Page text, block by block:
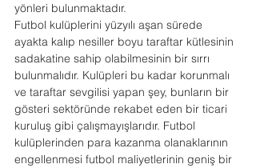
yönleri bulunmaktadır.
Futbol kulüplerini yüzyılı aşan sürede
ayakta kalıp nesiller boyu taraftar kütlesinin
sadakatine sahip olabilmesinin bir sırrı
bulunmalıdır. Kulüpleri bu kadar korunmalı
ve taraftar sevgilisi yapan şey, bunların bir
gösteri sektöründe rekabet eden bir ticari
kuruluş gibi çalışmayışlarıdır. Futbol
kulüplerinden para kazanma olanaklarının
engellenmesi futbol maliyetlerinin geniş bir